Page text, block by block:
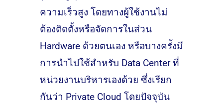
ความเร็วสูง โดยทางผู้ใช้งานไม่
ต้องติดตั้งหรือจัดการในส่วน
Hardware ด้วยตนเอง หรือบางครั้งมี
การนำไปใช้สำหรับ Data Center ที่
หน่วยงานบริหารเองด้วย ซึ่งเรียก
กันว่า Private Cloud โดยปัจจุบัน